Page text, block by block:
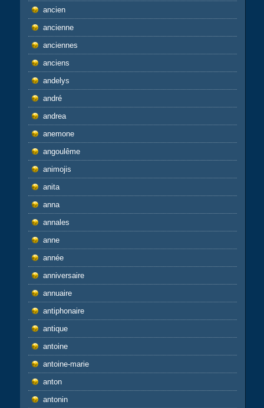
ancien
ancienne
anciennes
anciens
andelys
andré
andrea
anemone
angoulême
animojis
anita
anna
annales
anne
année
anniversaire
annuaire
antiphonaire
antique
antoine
antoine-marie
anton
antonin